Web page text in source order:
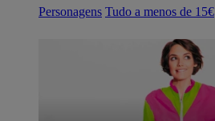
Personagens Tudo a menos de 15€